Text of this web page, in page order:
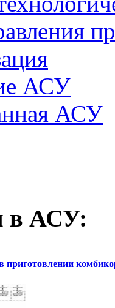
АСУ
АСУ
в АСУ:
приготовлении